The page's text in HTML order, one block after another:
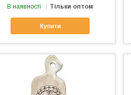
В наявності Тільки оптом
Купити